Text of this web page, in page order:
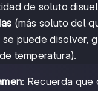
de soluto
(más soluto del
se puede disolver,
temperatura).
: Recuerda que